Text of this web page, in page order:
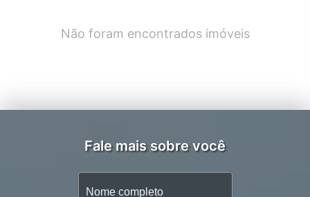
Não foram encontrados imóveis
Fale mais sobre você